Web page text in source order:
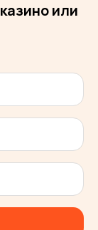
или